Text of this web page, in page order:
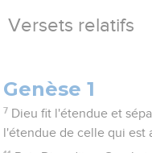
Versets relatifs
Genèse 1
7 Dieu fit l'étendue et
l'étendue de celle qui est